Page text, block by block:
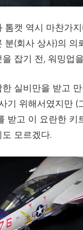
톰캣 역시 마찬가
분(회사 상사)의
잡기 전, 워밍업
실비만을 받고
기 위해서였지만
받고 이 요란한 키
모르겠다.